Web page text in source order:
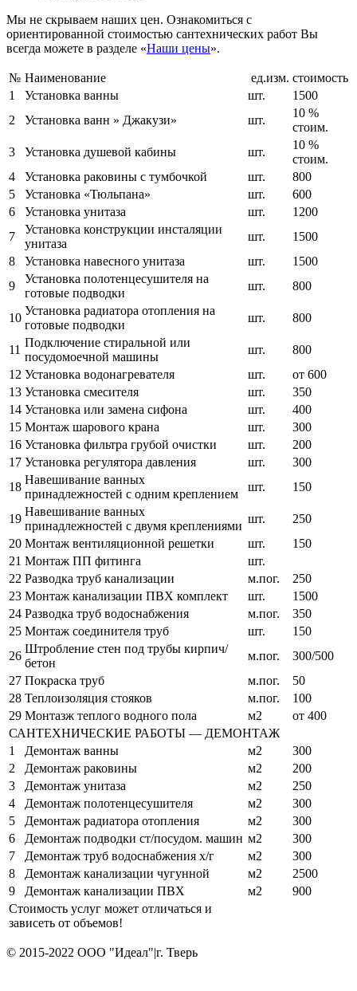
Мы не скрываем наших цен. Ознакомиться с
ориентированной стоимостью сантехнических работ Вы
всегда можете в разделе «Наши цены».
№ Наименование ед.изм. стоимость
1
Установка ванны шт.
1500
2
Установка ванн » Джакузи» шт.
10 %
стоим.
3
Установка душевой кабины шт.
10 %
стоим.
4
Установка раковины с тумбочкой шт.
800
5
Установка «Тюльпана» шт.
600
6
Установка унитаза шт.
1200
7
Установка конструкции инсталяции
унитаза
шт.
1500
8
Установка навесного унитаза шт.
1500
9
Установка полотенцесушителя на
готовые подводки
шт. 800
10
Установка радиатора отопления на
готовые подводки
шт. 800
11
Подключение стиральной или
посудомоечной машины
шт.
800
12 Установка водонагревателя шт.
от 600
13 Установка смесителя шт.
350
14 Установка или замена сифона шт.
400
15 Монтаж шарового крана шт.
300
16 Установка фильтра грубой очистки шт.
200
17 Установка регулятора давления шт.
300
18
Навешивание ванных
принадлежностей с одним креплением
шт. 150
19
Навешивание ванных
принадлежностей с двумя креплениями
шт.
250
20 Монтаж вентиляционной решетки шт.
150
21 Монтаж ПП фитинга
шт.
22 Разводка труб канализации м.пог.
250
23 Монтаж канализации ПВХ комплект шт.
1500
24 Разводка труб водоснабжения м.пог.
350
25 Монтаж соединителя труб шт.
150
26
Штробление стен под трубы кирпич/
бетон
м.пог.
300/500
27 Покраска труб м.пог.
50
28 Теплоизоляция стояков м.пог.
100
29 Монтазж теплого водного пола м2
от 400
САНТЕХНИЧЕСКИЕ РАБОТЫ — ДЕМОНТАЖ
1
Демонтаж ванны м2
300
2
Демонтаж раковины м2
200
3
Демонтаж унитаза м2
250
4
Демонтаж полотенцесушителя м2
300
5
Демонтаж радиатора отопления м2
300
6
Демонтаж подводки ст/посудом. машин м2
300
7
Демонтаж труб водоснабжения х/г м2
300
8
Демонтаж канализации чугунной м2
2500
9
Демонтаж канализации ПВХ м2
900
Стоимость услуг может отличаться и
зависеть от объемов!
© 2015-2022 ООО "Идеал"|г. Тверь